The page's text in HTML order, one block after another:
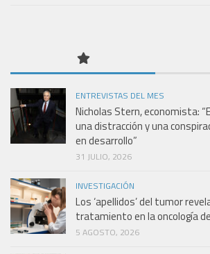
ENTREVISTAS DEL MES
Nicholas Stern, economista:
una distracción y una
en desarrollo”
31 JULIO, 2026
INVESTIGACIÓN
Los ‘apellidos’ del tumor
tratamiento en la oncología
5 AGOSTO, 2026